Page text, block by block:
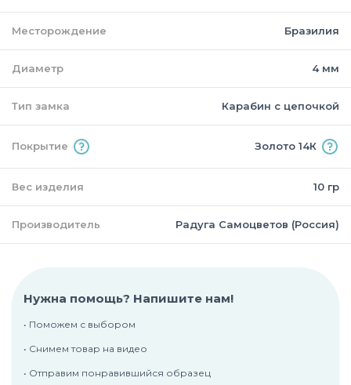
Месторождение Бразилия
Диаметр 4 мм
Тип замка Карабин с цепочкой
Покрытие Золото 14К
Вес изделия 10 гр
Производитель Радуга Самоцветов (Россия)
Нужна помощь? Напишите нам!
• Поможем с выбором
• Снимем товар на видео
• Отправим понравившийся образец